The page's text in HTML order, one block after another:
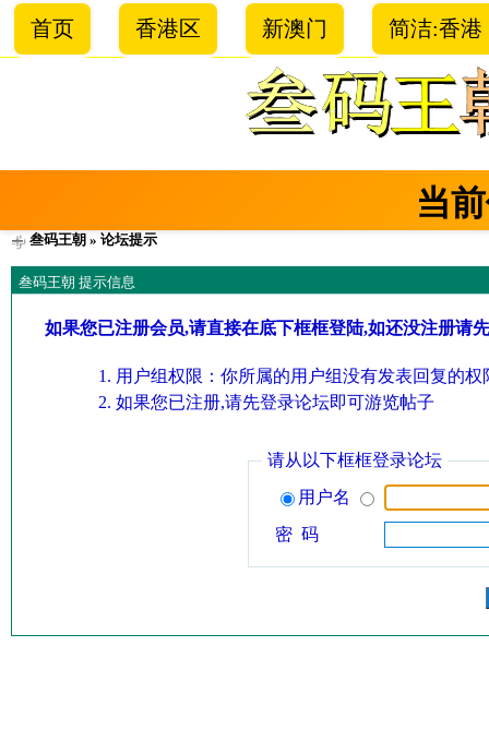
首页 香港区 新澳门 简洁:香港
当
叁码王朝 » 论坛提示
叁码王朝 提示信息
如果您已注册会员,请直接在底下框框登陆,如还没注册请
用户组权限：你所属的用户组没有发表回复的权
如果您已注册,请先登录论坛即可游览帖子
请从以下框框登录论坛
用户名
密 码